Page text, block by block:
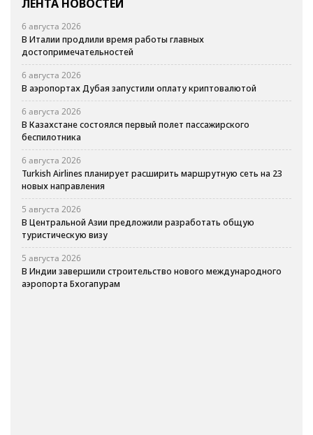
ЛЕНТА НОВОСТЕЙ
6 августа 2026
В Италии продлили время работы главных
достопримечательностей
6 августа 2026
В аэропортах Дубая запустили оплату криптовалютой
6 августа 2026
В Казахстане состоялся первый полет пассажирского
беспилотника
6 августа 2026
Turkish Airlines планирует расширить маршрутную сеть на 23
новых направления
5 августа 2026
В Центральной Азии предложили разработать общую
туристическую визу
5 августа 2026
В Индии завершили строительство нового международного
аэропорта Бхогапурам